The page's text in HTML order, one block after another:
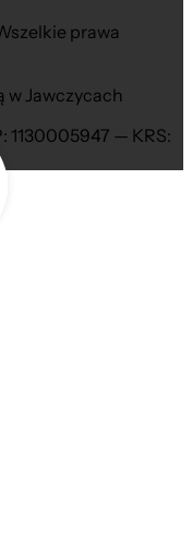
prawa
w Jawczycach
1130005947 — KRS: